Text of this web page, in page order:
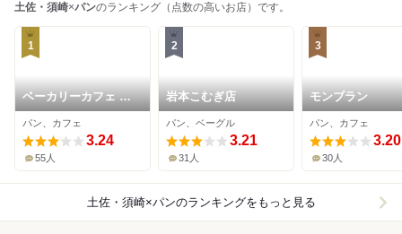
土佐・須崎×パンのランキング（点数の高いお店）です。
1
ベーカリーカフェ イ
ワゴー
パン、カフェ
3.24
55人
2
岩本こむぎ店
パン、ベーグル
3.21
31人
3
モンブラン
パン、カフェ
3.20
30人
土佐・須崎×パンのランキングをもっと見る